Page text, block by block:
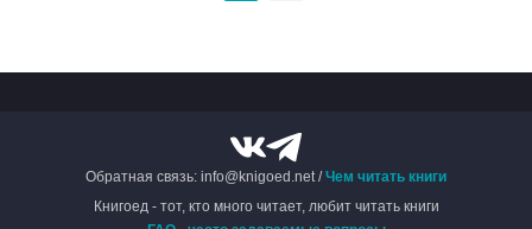
Обратная связь: info@knigoed.net /Чем читать книги
Книгоед - тот, кто много читает, любит читать книги